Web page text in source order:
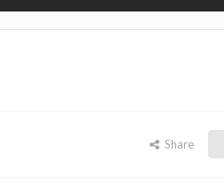
Share